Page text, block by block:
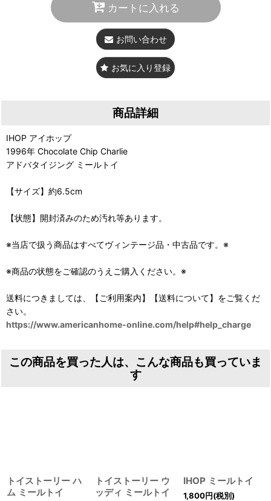
カートに入れる
お問い合わせ
お気に入り登録
商品詳細
IHOP アイホップ
1996年 Chocolate Chip Charlie
アドバタイジング ミールトイ
【サイズ】約6.5cm
【状態】開封済みのため汚れ等あります。
※当店で扱う商品はすべてヴィンテージ品・中古品です。※
※商品の状態をご確認のうえご購入ください。※
送料につきましては、【ご利用案内】【送料について】をご覧くだ
さい。
https://www.americanhome-online.com/help#help_charge
この商品を買った人は、こんな商品も買っていま
す
トイストーリー ハ
ム ミールトイ
トイストーリー ウ
ッディ ミールトイ
IHOP ミールトイ
1,800円(税別)